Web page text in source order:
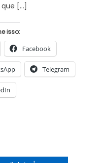
[…]
isso:
Facebook
Telegram